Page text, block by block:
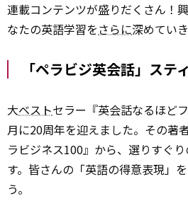
連載コンテンツが盛りだくさん！
なたの英語学習をさらに深めてい
「ペラビジ英会話」ステ
大ベストセラー『英会話なるほど
月に20周年を迎えました。その著
ラビジネス100』から、選りすぐ
す。皆さんの「英語の得意表現」
う。